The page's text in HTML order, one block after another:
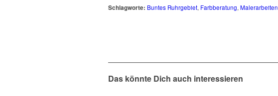
Schlagworte: Buntes Ruhrgebiet, Farbberatung, Malerarbeiten
Das könnte Dich auch interessieren